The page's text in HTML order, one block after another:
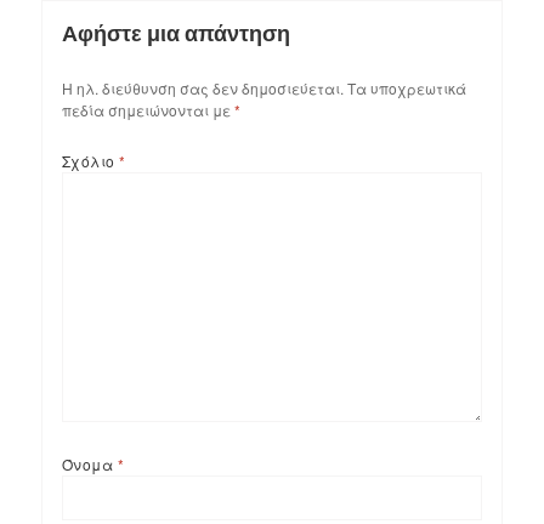
Αφήστε μια απάντηση
Η ηλ. διεύθυνση σας δεν δημοσιεύεται.Τα υποχρεωτικά
πεδία σημειώνονται με*
Σχόλιο *
Όνομα *